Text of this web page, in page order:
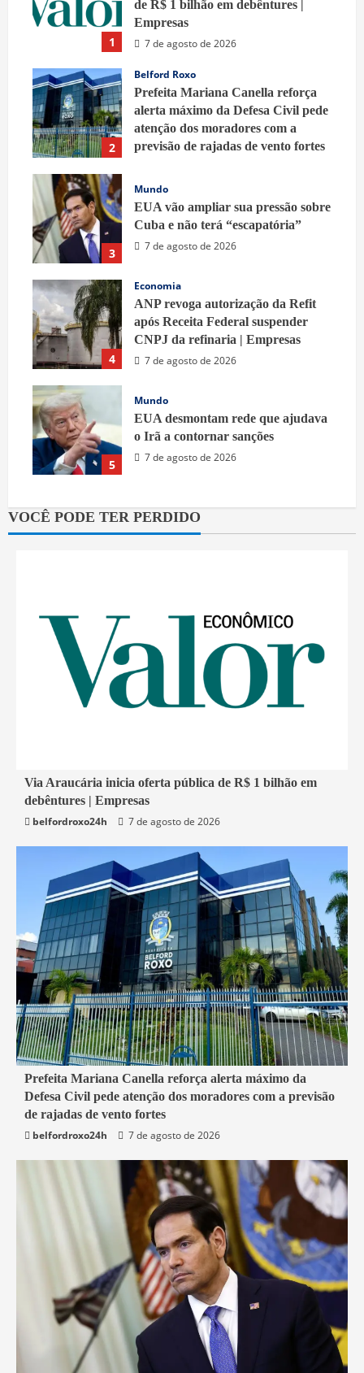
1
de R$ 1 bilhão em debêntures |
Empresas
7 de agosto de 2026
2
Belford Roxo
Prefeita Mariana Canella reforça
alerta máximo da Defesa Civil pede
atenção dos moradores com a
previsão de rajadas de vento fortes
3
Mundo
EUA vão ampliar sua pressão sobre
Cuba e não terá “escapatória”
7 de agosto de 2026
4
Economia
ANP revoga autorização da Refit
após Receita Federal suspender
CNPJ da refinaria | Empresas
7 de agosto de 2026
5
Mundo
EUA desmontam rede que ajudava
o Irã a contornar sanções
7 de agosto de 2026
VOCÊ PODE TER PERDIDO
1 min read
Economia
Via Araucária inicia oferta pública de R$ 1 bilhão em
debêntures | Empresas
belfordroxo24h
7 de agosto de 2026
1 min read
Belford Roxo
Prefeita Mariana Canella reforça alerta máximo da
Defesa Civil pede atenção dos moradores com a previsão
de rajadas de vento fortes
belfordroxo24h
7 de agosto de 2026